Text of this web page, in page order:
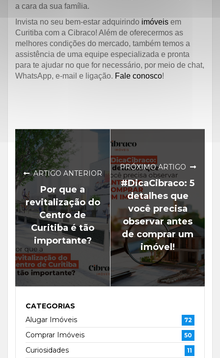
a cara da sua família.
Invista no seu bem-estar adquirindo imóveis em
Curitiba com a Cibraco! Além de oferecermos as
melhores condições do mercado, também temos a
assistência de uma equipe especializada e pronta
para te ajudar no que for necessário, por meio de chat,
WhatsApp, e-mail e ligação. Fale conosco!
ARTIGO ANTERIOR
Por que a
revitalização do
Centro de
Curitiba é tão
importante?
PRÓXIMO ARTIGO
#DicaCibraco: 5
detalhes que
você precisa
observar antes
de comprar um
imóvel!
CATEGORIAS
Alugar Imóveis
72
Comprar Imóveis 50
Curiosidades 11